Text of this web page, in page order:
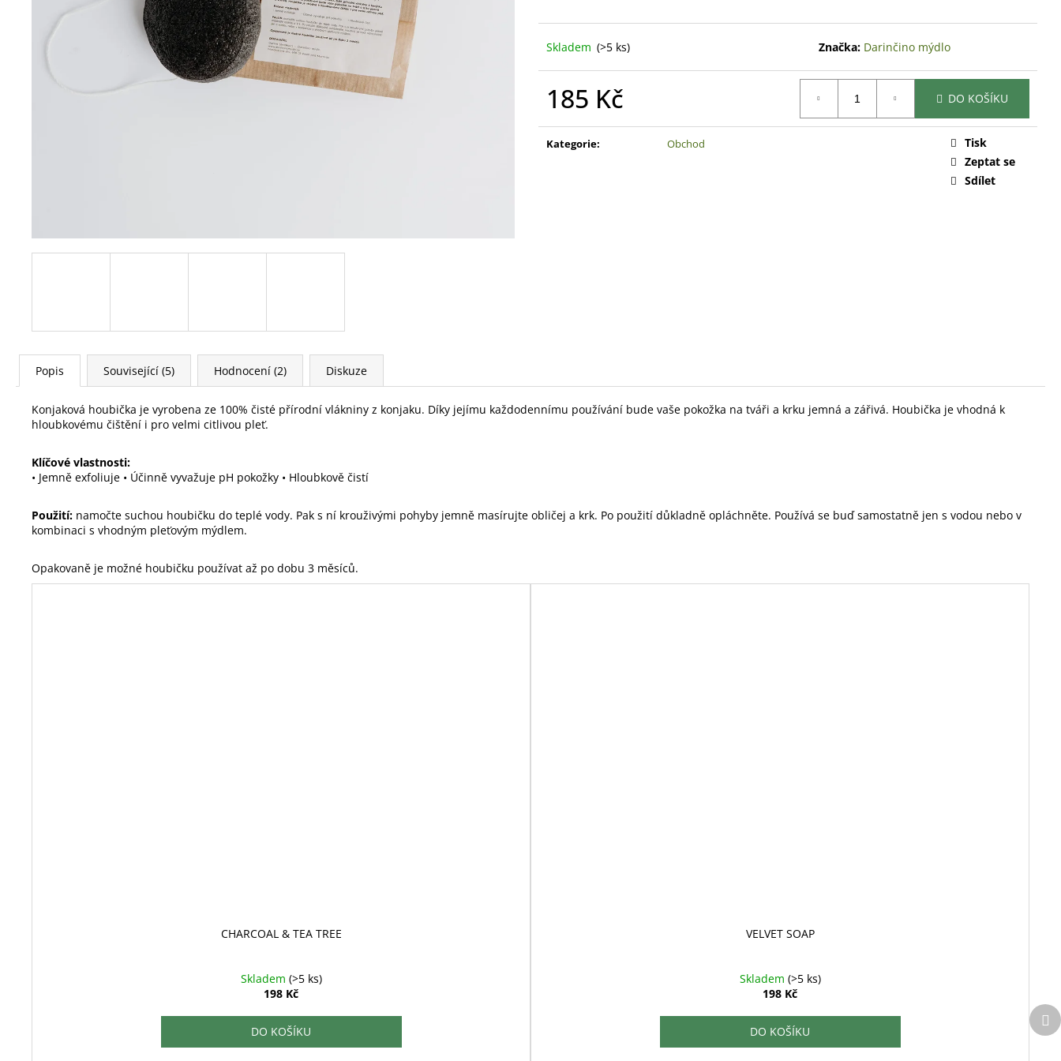
Skladem (>5 ks) Značka: Darinčino mýdlo
185 Kč DO KOŠÍKU
Kategorie: Obchod
Tisk
Zeptat se
Sdílet
Popis Související (5) Hodnocení (2) Diskuze
Konjaková houbička je vyrobena ze 100% čisté přírodní vlákniny z konjaku. Díky jejímu každodennímu používání bude vaše pokožka na tváři a krku jemná a zářivá. Houbička je vhodná k
hloubkovému čištění i pro velmi citlivou pleť.
Klíčové vlastnosti:
• Jemně exfoliuje • Účinně vyvažuje pH pokožky • Hloubkově čistí
Použití: namočte suchou houbičku do teplé vody. Pak s ní krouživými pohyby jemně masírujte obličej a krk. Po použití důkladně opláchněte. Používá se buď samostatně jen s vodou nebo v
kombinaci s vhodným pleťovým mýdlem.
Opakovaně je možné houbičku používat až po dobu 3 měsíců.
CHARCOAL & TEA TREE
Skladem (>5 ks)
198 Kč
DO KOŠÍKU
VELVET SOAP
Skladem (>5 ks)
198 Kč
DO KOŠÍKU
675 Kč
358 Kč